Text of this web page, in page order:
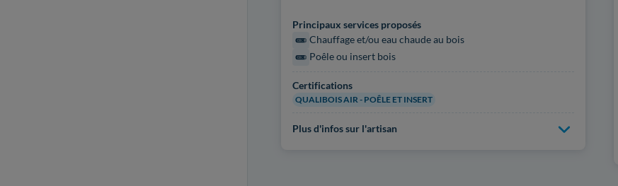
Principaux services proposés
Chauffage et/ou eau chaude au bois
Poêle ou insert bois
Certifications
QUALIBOIS AIR - POÊLE ET INSERT
Plus d'infos sur l'artisan